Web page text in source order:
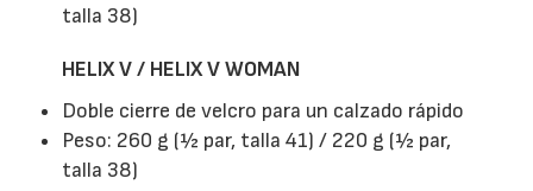
talla 38)
HELIX V / HELIX V WOMAN
Doble cierre de velcro para un calzado rápido
Peso: 260 g (½ par, talla 41) / 220 g (½ par,
talla 38)